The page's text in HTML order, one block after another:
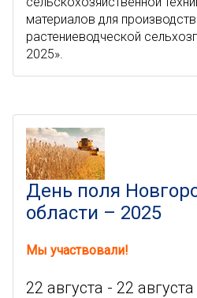
материалов для
растениеводческой
2025».
День поля
области – 2025
Мы участвовали!
22 августа - 22